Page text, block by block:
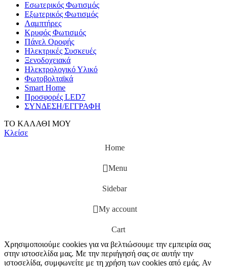
Εσωτερικός Φωτισμός
Εξωτερικός Φωτισμός
Λαμπτήρες
Κρυφός Φωτισμός
Πάνελ Οροφής
Ηλεκτρικές Συσκευές
Ξενοδοχειακά
Ηλεκτρολογικό Υλικό
Φωτοβολταϊκά
Smart Home
Προσφορές LED7
ΣΥΝΔΕΣΗ/ΕΓΓΡΑΦΗ
ΤΟ ΚΑΛΑΘΙ ΜΟΥ
Κλείσε
Home
Menu
Sidebar
My account
Cart
Χρησιμοποιούμε cookies για να βελτιώσουμε την εμπειρία σας
στην ιστοσελίδα μας. Με την περιήγησή σας σε αυτήν την
ιστοσελίδα, συμφωνείτε με τη χρήση των cookies από εμάς. Αν